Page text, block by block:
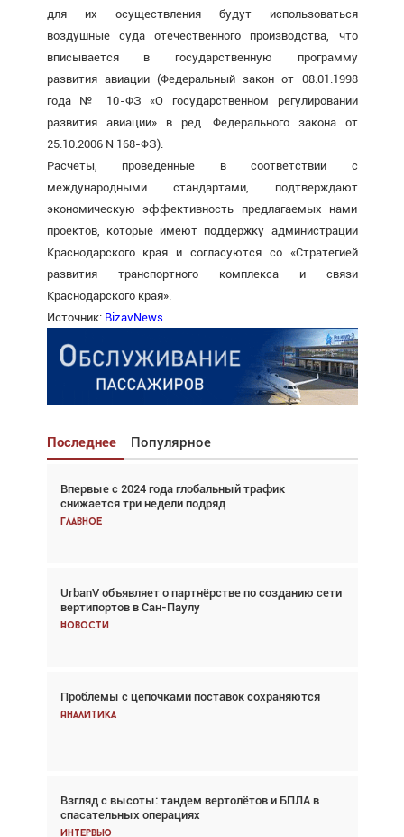
для их осуществления будут использоваться
воздушные суда отечественного производства, что
вписывается в государственную программу
развития авиации (Федеральный закон от 08.01.1998
года № 10-ФЗ «О государственном регулировании
развития авиации» в ред. Федерального закона от
25.10.2006 N 168-ФЗ).
Расчеты, проведенные в соответствии с
международными стандартами, подтверждают
экономическую эффективность предлагаемых нами
проектов, которые имеют поддержку администрации
Краснодарского края и согласуются со «Стратегией
развития транспортного комплекса и связи
Краснодарского края».
Источник: BizavNews
Последнее Популярное
Впервые с 2024 года глобальный трафик
снижается три недели подряд
Главное
UrbanV объявляет о партнёрстве по созданию сети
вертипортов в Сан-Паулу
Новости
Проблемы с цепочками поставок сохраняются
Аналитика
Взгляд с высоты: тандем вертолётов и БПЛА в
спасательных операциях
Интервью
Взгляд с высоты: тандем вертолётов и БПЛА в
спасательных операциях
Главное
Авиационный фотограф Дэйв Кох: «Фотография
говорит сама за себя... а ИИ всё портит»
Новости
Впервые с 2024 года глобальный трафик
снижается три недели подряд
Частный самолёт – это актив. Подходите к
покупке соответствующим образом
Интервью